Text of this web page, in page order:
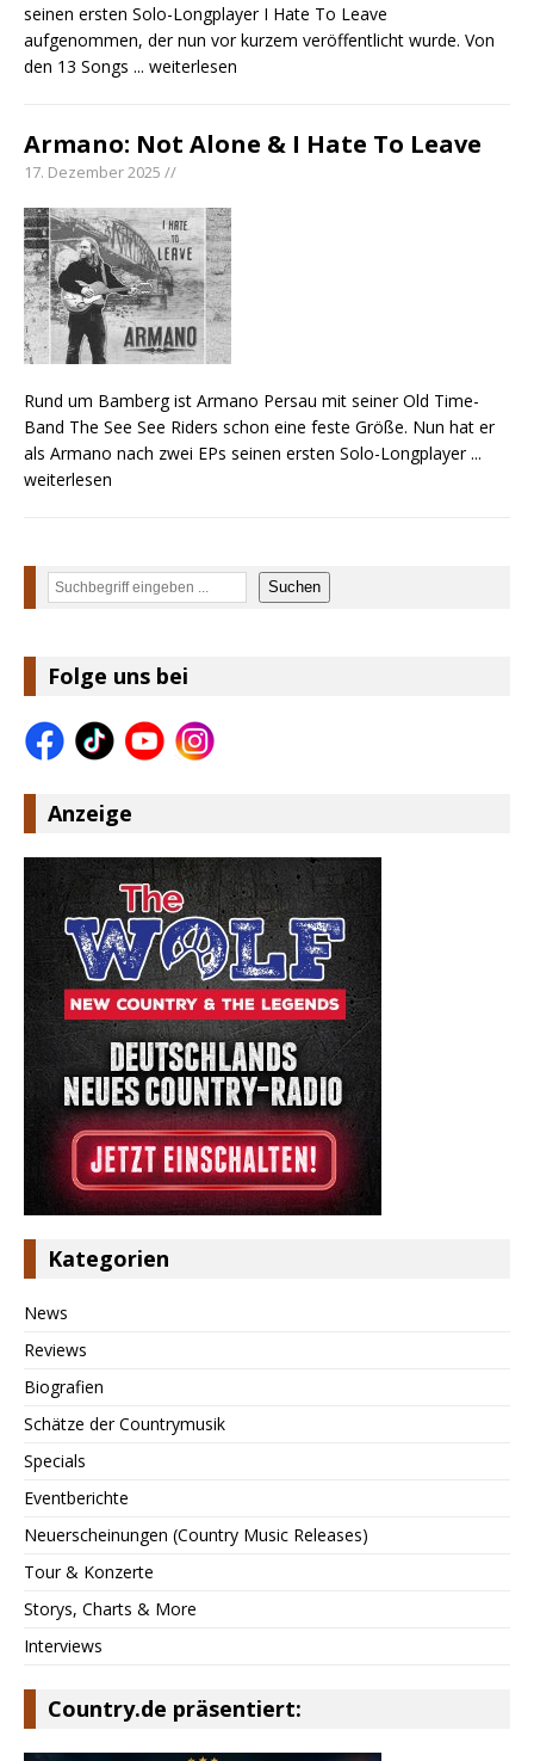
seinen ersten Solo-Longplayer I Hate To Leave
aufgenommen, der nun vor kurzem veröffentlicht wurde. Von
den 13 Songs ... weiterlesen
Armano: Not Alone & I Hate To Leave
17. Dezember 2025 //
Rund um Bamberg ist Armano Persau mit seiner Old Time-
Band The See See Riders schon eine feste Größe. Nun hat er
als Armano nach zwei EPs seinen ersten Solo-Longplayer ...
weiterlesen
Suchen Suchen
Folge uns bei
Anzeige
Kategorien
News
Reviews
Biografien
Schätze der Countrymusik
Specials
Eventberichte
Neuerscheinungen (Country Music Releases)
Tour & Konzerte
Storys, Charts & More
Interviews
Country.de präsentiert: